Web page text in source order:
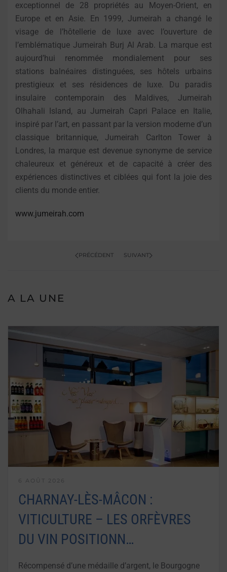
exceptionnel de 28 propriétés au Moyen-Orient, en
Europe et en Asie. En 1999, Jumeirah a changé le
visage de l’hôtellerie de luxe avec l’ouverture de
l’emblématique Jumeirah Burj Al Arab. La marque est
aujourd’hui renommée mondialement pour ses
stations balnéaires distinguées, ses hôtels urbains
prestigieux et ses résidences de luxe. Du paradis
insulaire contemporain des Maldives, Jumeirah
Olhahali Island, au Jumeirah Capri Palace en Italie,
inspiré par l’art, en passant par la version moderne d’un
classique britannique, Jumeirah Carlton Tower à
Londres, la marque est devenue synonyme de service
chaleureux et généreux et de capacité à créer des
expériences distinctives et ciblées qui font la joie des
clients du monde entier.
www.jumeirah.com
PRÉCÉDENT SUIVANT
A LA UNE
CHARNAY-LÈS-MÂCON :
VITICULTURE – LES ORFÈVRES
DU VIN POSITIONN…
Récompensé d’une médaille d’argent, le Bourgogne